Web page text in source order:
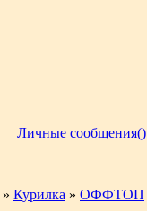
Личные сообщения()
» Курилка » ОФФТОП